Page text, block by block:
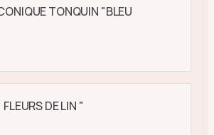
TONQUIN "BLEU
DE LIN "